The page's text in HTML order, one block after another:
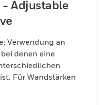
Adjustable
Verwendung an
denen eine
Für Wandstärken